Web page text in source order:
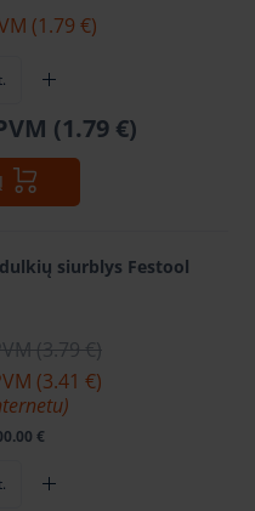
(1.79 €)
(1.79 €)
siurblys Festool
(3.79 €)
(3.41 €)
€